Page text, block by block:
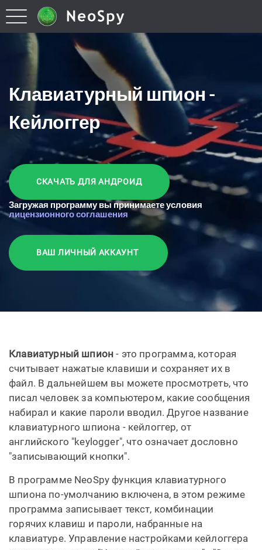
Клавиатурный шпион -
Кейлоггер
СКАЧАТЬ ДЛЯ АНДРОИД
Загружая программу вы принимаете условия
лицензионного соглашения
ВАШ ЛИЧНЫЙ АККАУНТ
Клавиатурный шпион - это программа, которая
считывает нажатые клавиши и сохраняет их в
файл. В дальнейшем вы можете просмотреть, что
писал человек за компьютером, какие сообщения
набирал и какие пароли вводил. Другое название
клавиатурного шпиона - кейлоггер, от
английского "keylogger", что означает дословно
"записывающий кнопки".
В программе NeoSpy функция клавиатурного
шпиона по-умолчанию включена, в этом режиме
программа записывает текст, комбинации
горячих клавиш и пароли, набранные на
клавиатуре. Управление настройками кейлоггера